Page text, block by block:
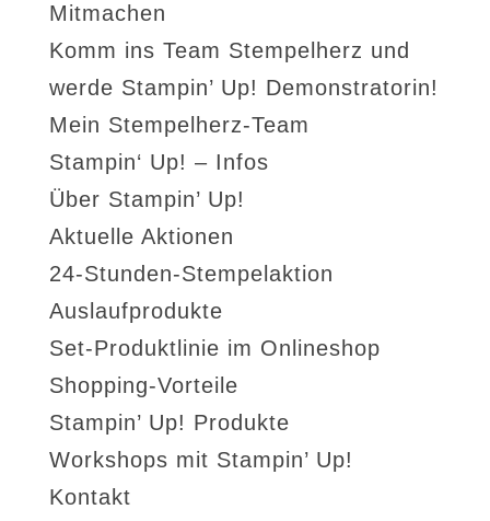
Mitmachen
Komm ins Team Stempelherz und
werde Stampin’ Up! Demonstratorin!
Mein Stempelherz-Team
Stampin‘ Up! – Infos
Über Stampin’ Up!
Aktuelle Aktionen
24-Stunden-Stempelaktion
Auslaufprodukte
Set-Produktlinie im Onlineshop
Shopping-Vorteile
Stampin’ Up! Produkte
Workshops mit Stampin’ Up!
Kontakt